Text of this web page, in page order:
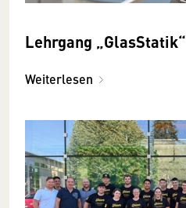
Lehrgang „GlasStatik“
Weiterlesen